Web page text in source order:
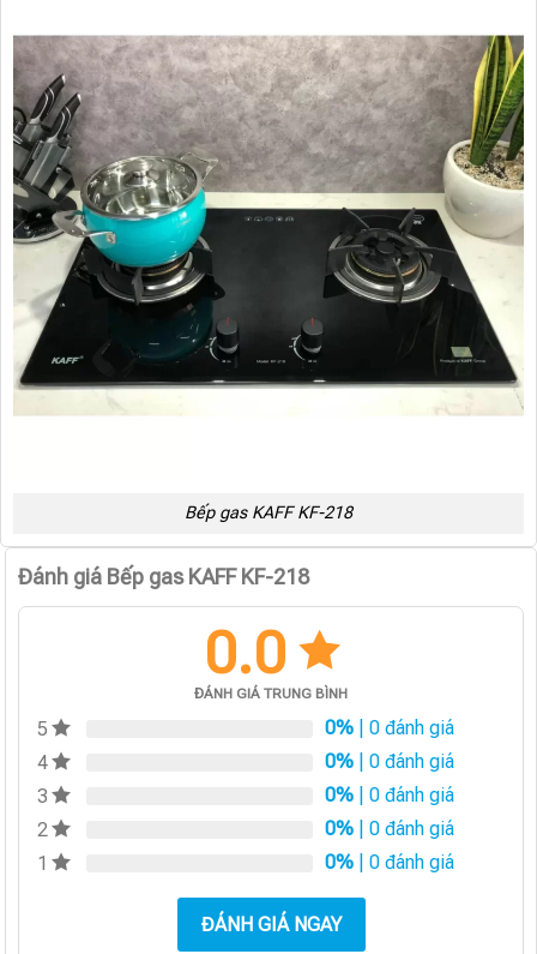
Bếp gas KAFF KF-218
Đánh giá Bếp gas KAFF KF-218
0.0
ĐÁNH GIÁ TRUNG BÌNH
5 0% | 0 đánh giá
4
0% | 0 đánh giá
3
0% | 0 đánh giá
2
0% | 0 đánh giá
1
0% | 0 đánh giá
ĐÁNH GIÁ NGAY